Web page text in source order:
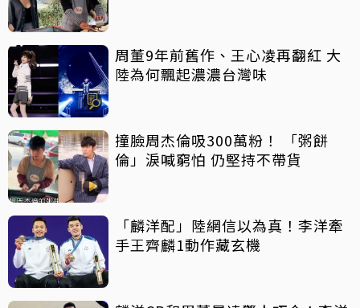
周董9年前舊作、王心凌再翻紅 大
陸為何飄起濃濃台灣味
撞臉周杰倫吸300萬粉！ 「粥餅
倫」淚喊窮怕 仍堅持不帶貨
「麟洋配」陸網信以為真！李洋牽
手王齊麟1動作藏玄機